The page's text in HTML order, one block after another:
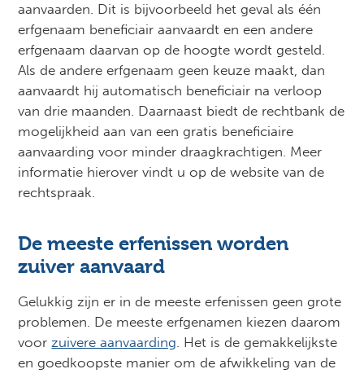
aanvaarden. Dit is bijvoorbeeld het geval als één
erfgenaam beneficiair aanvaardt en een andere
erfgenaam daarvan op de hoogte wordt gesteld.
Als de andere erfgenaam geen keuze maakt, dan
aanvaardt hij automatisch beneficiair na verloop
van drie maanden. Daarnaast biedt de rechtbank de
mogelijkheid aan van een gratis beneficiaire
aanvaarding voor minder draagkrachtigen. Meer
informatie hierover vindt u op de website van de
rechtspraak.
De meeste erfenissen worden
zuiver aanvaard
Gelukkig zijn er in de meeste erfenissen geen grote
problemen. De meeste erfgenamen kiezen daarom
voorzuivere aanvaarding. Het is de gemakkelijkste
en goedkoopste manier om de afwikkeling van de